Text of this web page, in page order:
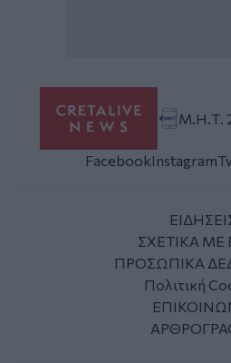
Μ.Η.Τ.
FacebookInstagram
ΣΧΕΤΙΚΑ ΜΕ
ΠΡΟΣΩΠΙΚΑ
Πολιτική